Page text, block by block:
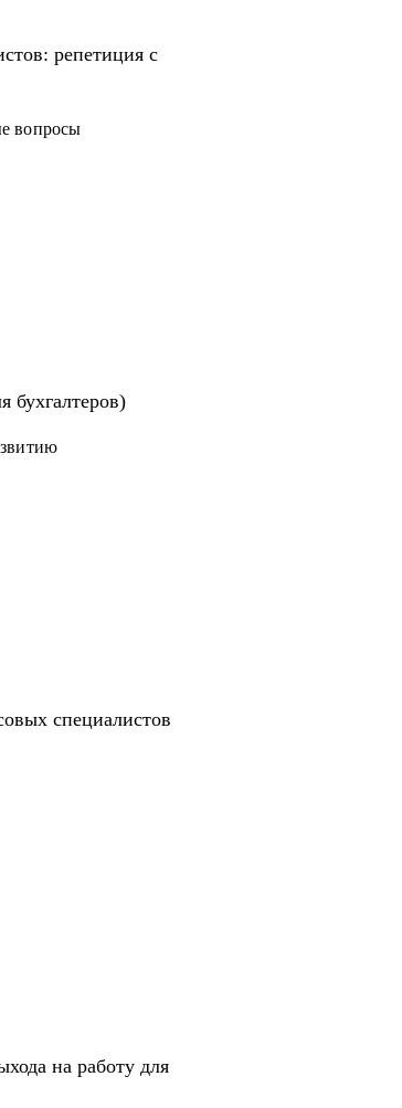
условиями.
специалистом.
дохода.
репетиция с
вопросы
бухгалтеров)
специалистов
на работу для